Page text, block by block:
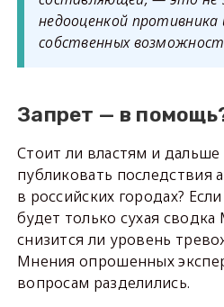
недооценкой противника
собственных
Запрет — в
Стоит ли властям и
публиковать последствия
в российских городах?
будет только сухая
снизится ли уровень
Мнения опрошенных
вопросам разделились.